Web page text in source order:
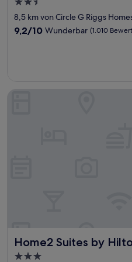
Sterne-
Unterkunft
8,5 km von Circle G Riggs
9.2
9,2/10 Wunderbar (1.010
Home2 Suites by
Home2 Suites by Hilton
3.0-
Home2 Suites by Hilton